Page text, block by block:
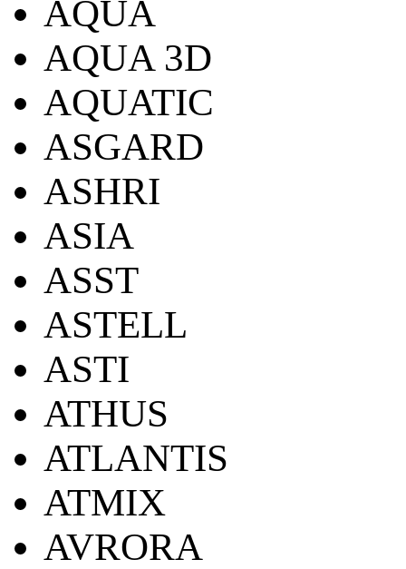
AQUA
AQUA 3D
AQUATIC
ASGARD
ASHRI
ASIA
ASST
ASTELL
ASTI
ATHUS
ATLANTIS
ATMIX
AVRORA